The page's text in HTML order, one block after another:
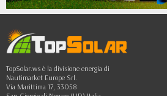
TopSolar.ws è la divisione energia di
Nautimarket Europe Srl.
Via Marittima 17, 33058